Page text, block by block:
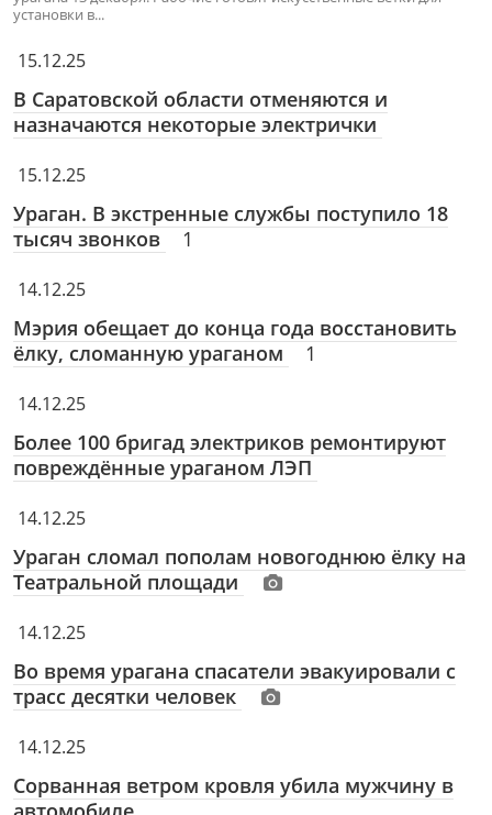
установки в...
15.12.25
В Саратовской области отменяются и
назначаются некоторые электрички
15.12.25
Ураган. В экстренные службы поступило 18
тысяч звонков
1
14.12.25
Мэрия обещает до конца года восстановить
ёлку, сломанную ураганом
1
14.12.25
Более 100 бригад электриков ремонтируют
повреждённые ураганом ЛЭП
14.12.25
Ураган сломал пополам новогоднюю ёлку на
Театральной площади
14.12.25
Во время урагана спасатели эвакуировали с
трасс десятки человек
14.12.25
Сорванная ветром кровля убила мужчину в